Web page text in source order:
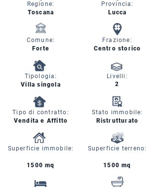
Regione:
Toscana
Lucca
Provincia:
Comune:
Forte
Frazione:
Centro storico
Tipologia:
Villa singola
Tipo di contratto:
Vendita e Affitto
Livelli:
2
Stato immobile:
Ristrutturato
Superficie immobile: Superficie terreno:
1500 mq 1500 mq